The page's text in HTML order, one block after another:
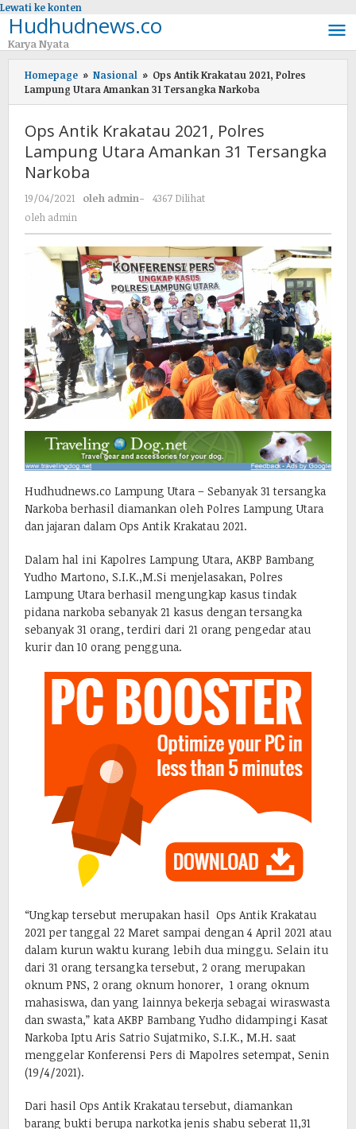
Lewati ke konten
Hudhudnews.co
Karya Nyata
Homepage » Nasional » Ops Antik Krakatau 2021, Polres
Lampung Utara Amankan 31 Tersangka Narkoba
Ops Antik Krakatau 2021, Polres
Lampung Utara Amankan 31 Tersangka
Narkoba
19/04/2021 oleh admin-
4367 Dilihat
oleh admin
Hudhudnews.co Lampung Utara – Sebanyak 31 tersangka
Narkoba berhasil diamankan oleh Polres Lampung Utara
dan jajaran dalam Ops Antik Krakatau 2021.
Dalam hal ini Kapolres Lampung Utara, AKBP Bambang
Yudho Martono, S.I.K.,M.Si menjelasakan, Polres
Lampung Utara berhasil mengungkap kasus tindak
pidana narkoba sebanyak 21 kasus dengan tersangka
sebanyak 31 orang, terdiri dari 21 orang pengedar atau
kurir dan 10 orang pengguna.
“Ungkap tersebut merupakan hasil Ops Antik Krakatau
2021 per tanggal 22 Maret sampai dengan 4 April 2021 atau
dalam kurun waktu kurang lebih dua minggu. Selain itu
dari 31 orang tersangka tersebut, 2 orang merupakan
oknum PNS, 2 orang oknum honorer, 1 orang oknum
mahasiswa, dan yang lainnya bekerja sebagai wiraswasta
dan swasta,” kata AKBP Bambang Yudho didampingi Kasat
Narkoba Iptu Aris Satrio Sujatmiko, S.I.K., M.H. saat
menggelar Konferensi Pers di Mapolres setempat, Senin
(19/4/2021).
Dari hasil Ops Antik Krakatau tersebut, diamankan
barang bukti berupa narkotka jenis shabu seberat 11,31